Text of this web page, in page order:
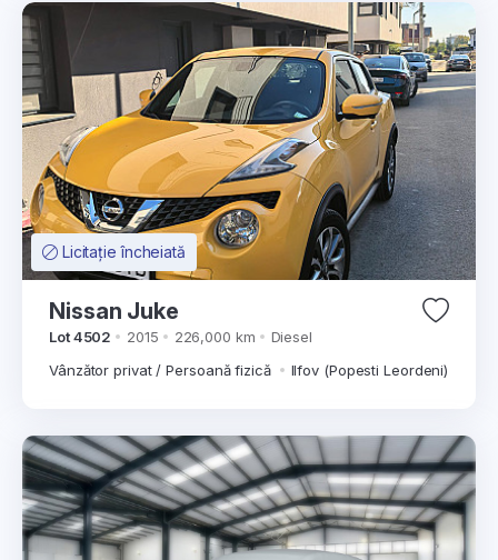
Licitație încheiată
Nissan Juke
Lot 4502 2015 226,000 km
Diesel
Vânzător privat / Persoană fizică
Ilfov (Popesti Leordeni)